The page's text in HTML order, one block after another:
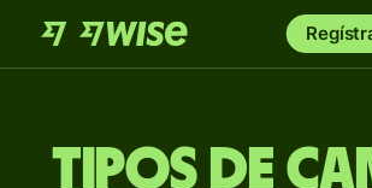
Tipos de